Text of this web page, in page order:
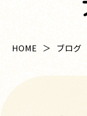
HOME ブログ